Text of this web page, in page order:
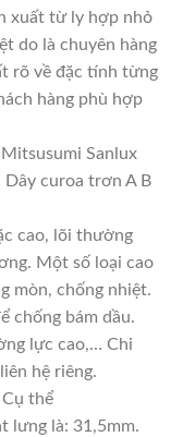
xuất từ ly hợp nhỏ
do là chuyên hàng
rõ về đặc tính từng
hàng phù hợp
Sanlux
Dây curoa trơn A B
cao, lõi thường
Một số loại cao
mòn, chống nhiệt.
chống bám dầu.
lực cao,… Chi
hệ riêng.
thể
lưng là: 31,5mm.